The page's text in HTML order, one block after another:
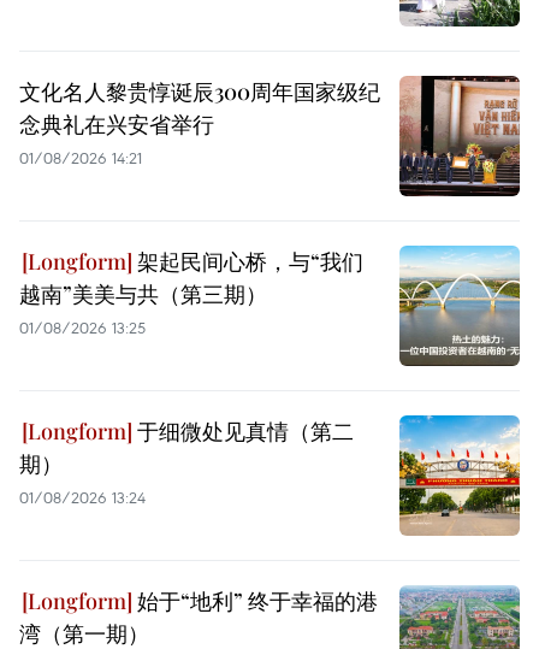
文化名人黎贵惇诞辰300周年国家级纪
念典礼在兴安省举行
01/08/2026 14:21
架起民间心桥，与“我们
越南”美美与共（第三期）
01/08/2026 13:25
于细微处见真情（第二
期）
01/08/2026 13:24
始于“地利” 终于幸福的港
湾（第一期）